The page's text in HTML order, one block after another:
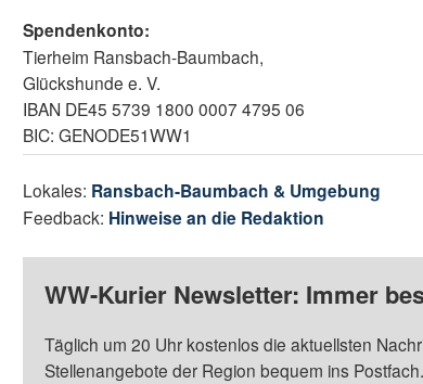
Spendenkonto:
Tierheim Ransbach-Baumbach,
Glückshunde e. V.
IBAN DE45 5739 1800 0007 4795 06
BIC: GENODE51WW1
Lokales: Ransbach-Baumbach & Umgebung
Feedback: Hinweise an die Redaktion
WW-Kurier Newsletter: Immer
Täglich um 20 Uhr kostenlos die aktuellsten
Stellenangebote der Region bequem ins Postfach.